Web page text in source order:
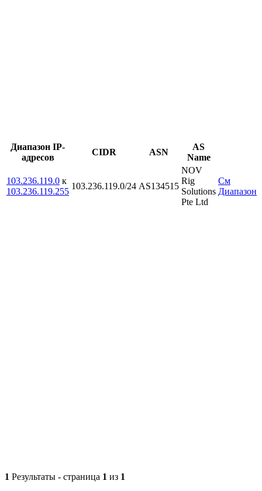
Диапазон IP-
адресов
CIDR ASN
AS
Name
103.236.119.0 к
103.236.119.255
103.236.119.0/24 AS134515
NOV
Rig
Solutions
Pte Ltd
См
Диапазон
1 Результаты - страница 1 из 1